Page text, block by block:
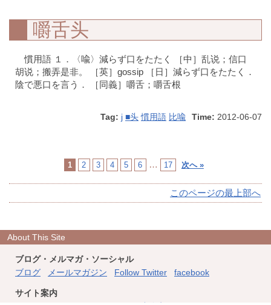
嚼舌头
慣用語 １．〈喩〉減らず口をたたく ［中］乱说；信口
胡说；搬弄是非。 ［英］gossip ［日］減らず口をたたく．
陰で悪口を言う． ［同義］嚼舌；嚼舌根
Tag: j ■头 慣用語 比喩 Time: 2012-06-07
1 2 3 4 5 6 … 17 次へ »
このページの最上部へ
About This Site
ブログ・メルマガ・ソーシャル
ブログ
メールマガジン Follow Twitter facebook
サイト案内